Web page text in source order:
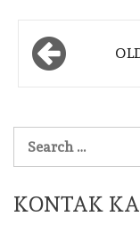
Posts
for:
KONTAK